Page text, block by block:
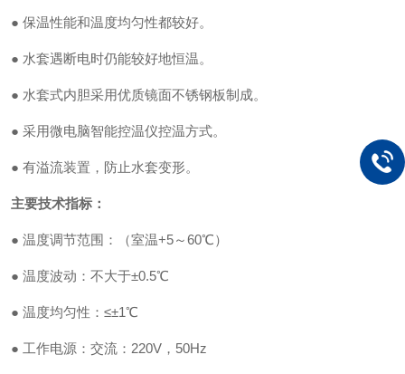
● 保温性能和温度均匀性都较好。
● 水套遇断电时仍能较好地恒温。
● 水套式内胆采用优质镜面不锈钢板制成。
● 采用微电脑智能控温仪控温方式。
● 有溢流装置，防止水套变形。
主要技术指标：
● 温度调节范围：（室温+5～60℃）
● 温度波动：不大于±0.5℃
● 温度均匀性：≤±1℃
● 工作电源：交流：220V，50Hz